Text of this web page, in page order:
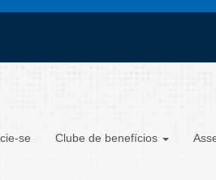
se Clube de benefícios